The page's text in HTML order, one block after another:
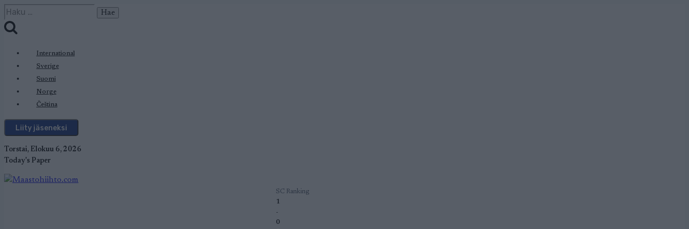
Siirry
sisältöön
Haku:
International
Sverige
Suomi
Norge
Čeština
Liity jäseneksi
Torstai, Elokuu 6, 2026
Today's Paper
SC Ranking
1
-
0